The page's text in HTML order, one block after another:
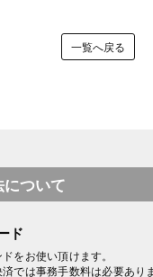
一覧へ戻る
ついて
ド
をお使い頂けます。
では事務手数料は必要あり